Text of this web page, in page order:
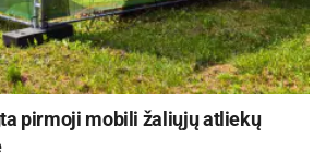
pirmoji mobili žaliųjų atliekų